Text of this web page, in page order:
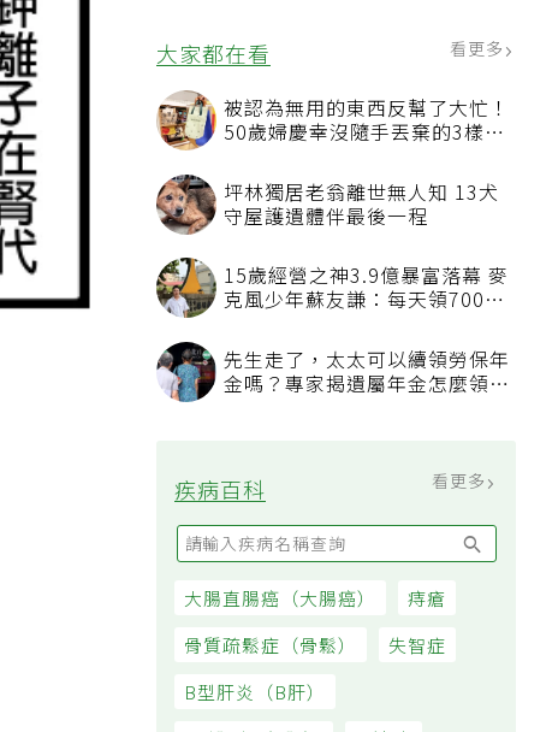
大家都在看
被認為無用的東西反幫了大忙！
50歲婦慶幸沒隨手丟棄的3樣物
坪林獨居老翁離世無人知 13犬
守屋護遺體伴最後一程
15歲經營之神3.9億暴富落幕 麥
過日子
先生走了，太太可以續領勞保年
疾病百科